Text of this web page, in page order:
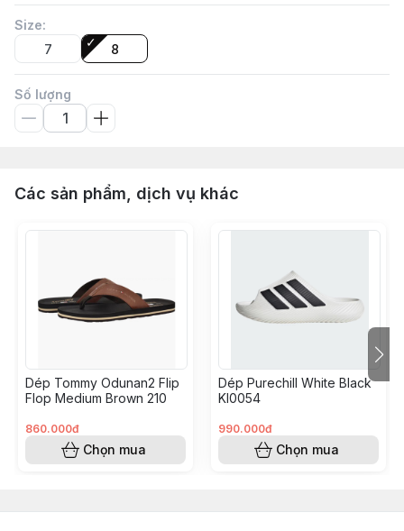
Size:
7
8
Số lượng
Các sản phẩm, dịch vụ khác
Dép Tommy Odunan2 Flip
Flop Medium Brown 210
860.000đ
Chọn mua
Dép Purechill White Black
KI0054
990.000đ
Chọn mua